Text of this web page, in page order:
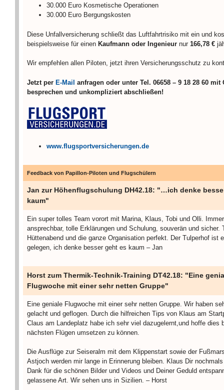
30.000 Euro Kosmetische Operationen
30.000 Euro Bergungskosten
Diese Unfallversicherung schließt das Luftfahrtrisiko mit ein und
beispielsweise für einen Kaufmann oder Ingenieur nur 166,78 €
Wir empfehlen allen Piloten, jetzt ihren Versicherungsschutz zu
Jetzt per E-Mail anfragen oder unter Tel. 06658 – 9 18 28 60 mit
besprechen und unkompliziert abschließen!
www.flugsportversicherungen.de
Feedback von Papillon-Piloten und Flugschülern
Jan zur Höhenflugschulung DH42.18: "…ich denke
kaum"
Ein super tolles Team vorort mit Marina, Klaus, Tobi und Olli. Immer
ansprechbar, tolle Erklärungen und Schulung, souverän und sicher.
Hüttenabend und die ganze Organisation perfekt. Der Tulperhof ist
gelegen, ich denke besser geht es kaum – Jan
Horst zum Thermik-Technik-Training DT42.18: "Eine
Flugwoche mit einer sehr netten Gruppe"
Eine geniale Flugwoche mit einer sehr netten Gruppe. Wir haben
gelacht und geflogen. Durch die hilfreichen Tips von Klaus am
Claus am Landeplatz habe ich sehr viel dazugelernt,und hoffe dies
nächsten Flügen umsetzen zu können.
Die Ausflüge zur Seiseralm mit dem Klippenstart sowie der
Astjoch werden mir lange in Erinnerung bleiben. Klaus Dir
Dank für die schönen Bilder und Videos und Deiner Geduld
gelassene Art. Wir sehen uns in Sizilien. – Horst